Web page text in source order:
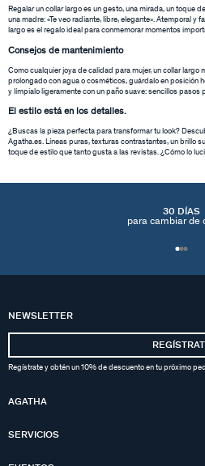
Regalar un collar largo es un gesto, una mirada, un toque
una madre: «Te veo radiante, libre, elegante». Atemporal y
largo es el regalo ideal para conmemorar momentos
Consejos de mantenimiento
Como cualquier joya de calidad para mujer, un collar largo
prolongado con agua o cosméticos, guárdalo en posición
y límpialo ligeramente con un paño suave: sencillos pasos
El estilo está en los detalles.
¿Buscas la pieza perfecta para transformar tu look?
Agatha.es. Líneas puras, texturas contrastantes, un brillo
toque de estilo que tanto gusta a las revistas. ¿Cómo lo
30 DÍAS
para cambiar de
NEWSLETTER
Regístrate y obtén un 10% de descuento en tu próximo
AGATHA
SERVICIOS